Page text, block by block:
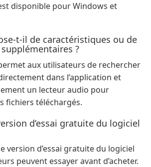
disponible pour Windows et
t-il de caractéristiques ou de
?
aux utilisateurs de rechercher
dans l’application et
un lecteur audio pour
fichiers téléchargés.
d’essai gratuite du logiciel
version d’essai gratuite du logiciel
peuvent essayer avant d’acheter.